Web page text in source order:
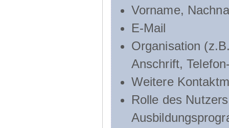
Vorname,
E-Mail
Organisation
Anschrift,
Weitere
Rolle des